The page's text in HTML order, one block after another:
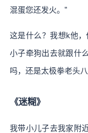
混蛋您还发火。”
这是什么？我想k他
小子牵狗出去就跟什
吗，还是太极拳老头
《迷糊》
我带小儿子去我家附